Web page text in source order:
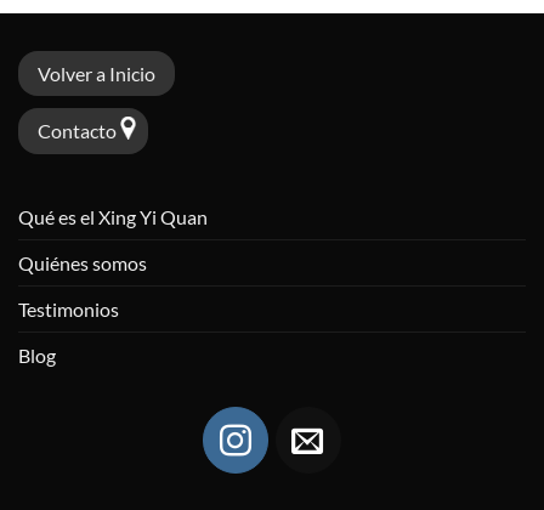
Volver a Inicio
Contacto
Qué es el Xing Yi Quan
Quiénes somos
Testimonios
Blog